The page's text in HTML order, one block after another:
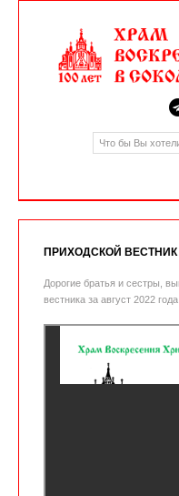
ПРИХОДСКОЙ ВЕСТНИК
Дорогие братья и сестры,
вестника за август 2022 года.